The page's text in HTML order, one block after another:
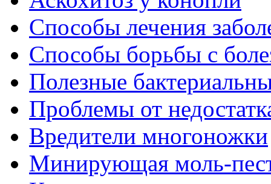
Способы лечения
Способы борьбы с
Полезные
Проблемы от
Вредители многоножки
Минирующая моль-